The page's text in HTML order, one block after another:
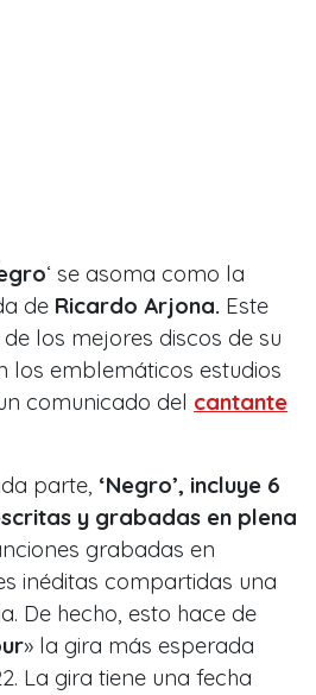
‘ se asoma como la
de Ricardo Arjona. Este
los mejores discos de su
los emblemáticos estudios
comunicado del cantante
parte, ‘Negro’, incluye 6
y grabadas en plena
grabadas en
inéditas compartidas una
De hecho, esto hace de
» la gira más esperada
La gira tiene una fecha